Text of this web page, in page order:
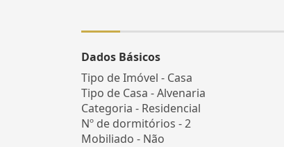
Dados Básicos
Tipo de Imóvel - Casa
Tipo de Casa - Alvenaria
Categoria - Residencial
Nº de dormitórios - 2
Mobiliado - Não